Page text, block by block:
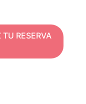
RESERVA